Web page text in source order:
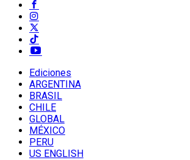
Ediciones
ARGENTINA
BRASIL
CHILE
GLOBAL
MÉXICO
PERU
US ENGLISH